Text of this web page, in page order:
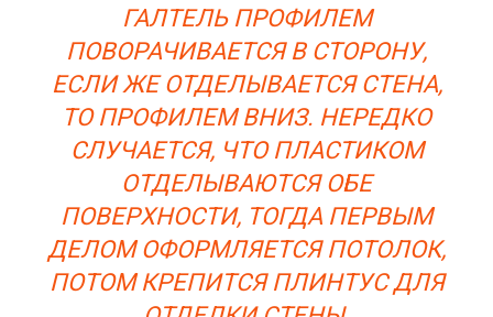
ГАЛТЕЛЬ ПРОФИЛЕМ
ПОВОРАЧИВАЕТСЯ В СТОРОНУ,
ЕСЛИ ЖЕ ОТДЕЛЫВАЕТСЯ СТЕНА,
ТО ПРОФИЛЕМ ВНИЗ. НЕРЕДКО
СЛУЧАЕТСЯ, ЧТО ПЛАСТИКОМ
ОТДЕЛЫВАЮТСЯ ОБЕ
ПОВЕРХНОСТИ, ТОГДА ПЕРВЫМ
ДЕЛОМ ОФОРМЛЯЕТСЯ ПОТОЛОК,
ПОТОМ КРЕПИТСЯ ПЛИНТУС ДЛЯ